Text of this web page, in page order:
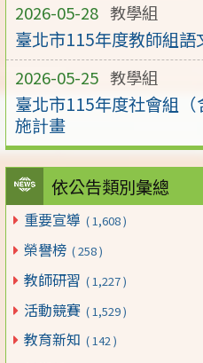
2026-05-28 教學組
臺北市115年度教師組語
2026-05-25 教學組
臺北市115年度社會組
施計畫
依公告類別彙總
重要宣導 ( 1,608 )
榮譽榜 ( 258 )
教師研習 ( 1,227 )
活動競賽 ( 1,529 )
教育新知 ( 142 )